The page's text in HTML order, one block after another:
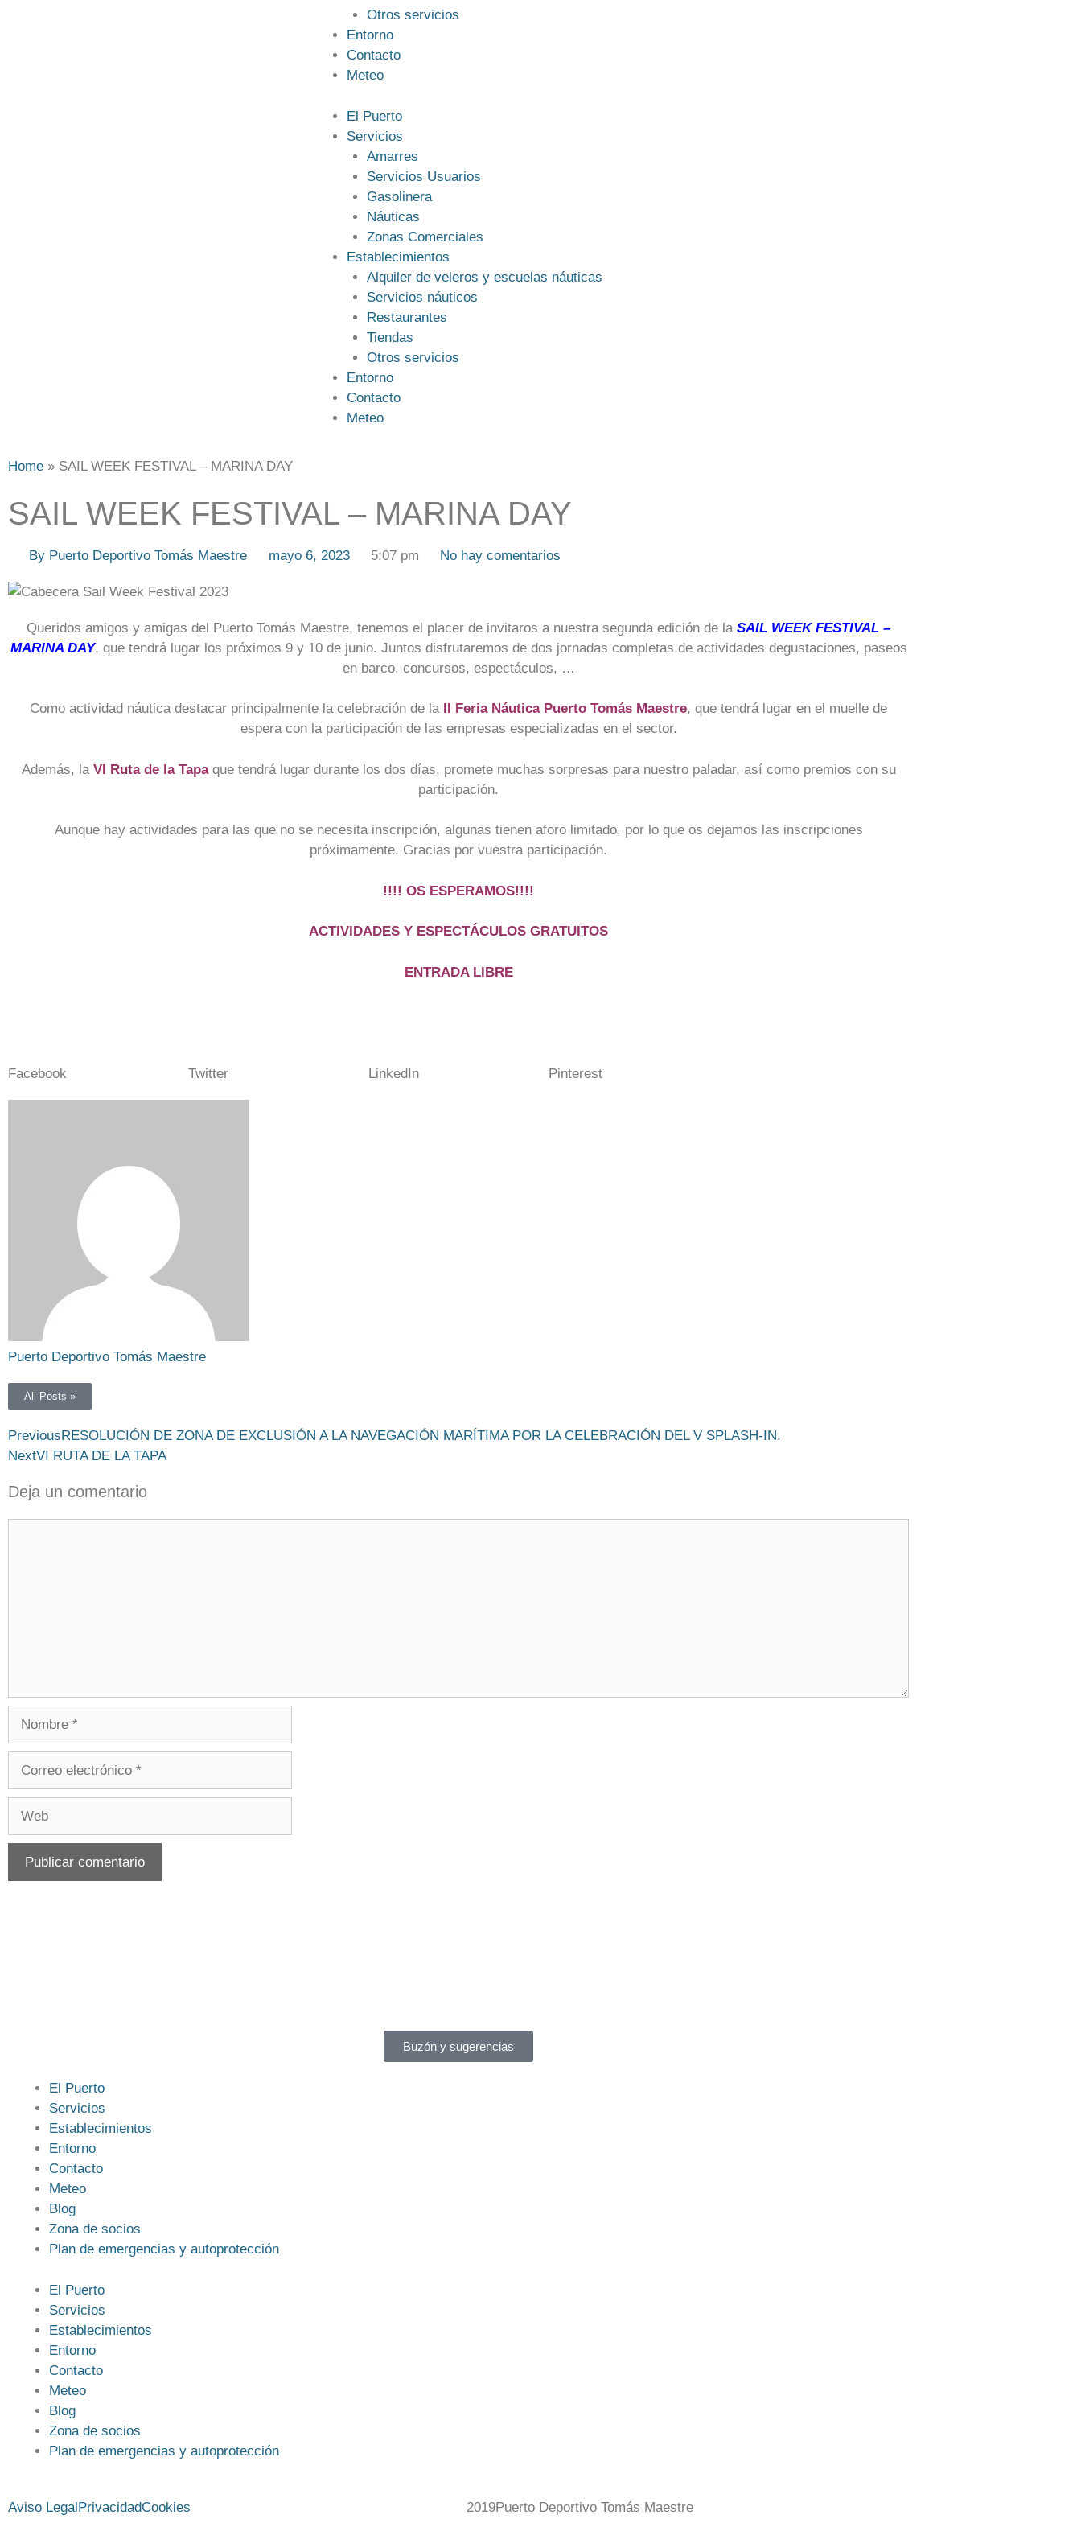
Otros servicios
Entorno
Contacto
Meteo
El Puerto
Servicios
Amarres
Servicios Usuarios
Gasolinera
Náuticas
Zonas Comerciales
Establecimientos
Alquiler de veleros y escuelas náuticas
Servicios náuticos
Restaurantes
Tiendas
Otros servicios
Entorno
Contacto
Meteo
Home » SAIL WEEK FESTIVAL – MARINA DAY
SAIL WEEK FESTIVAL – MARINA DAY
By Puerto Deportivo Tomás Maestre mayo 6, 2023 5:07 pm No hay comentarios
Queridos amigos y amigas del Puerto Tomás Maestre, tenemos el placer de invitaros a nuestra segunda edición de la SAIL WEEK FESTIVAL –
MARINA DAY, que tendrá lugar los próximos 9 y 10 de junio. Juntos disfrutaremos de dos jornadas completas de actividades degustaciones, paseos
en barco, concursos, espectáculos, …
Como actividad náutica destacar principalmente la celebración de laII Feria Náutica Puerto Tomás Maestre, que tendrá lugar en el muelle de
espera con la participación de las empresas especializadas en el sector.
Además, laVI Ruta de la Tapaque tendrá lugar durante los dos días, promete muchas sorpresas para nuestro paladar, así como premios con su
participación.
Aunque hay actividades para las que no se necesita inscripción, algunas tienen aforo limitado, por lo que os dejamos las inscripciones
próximamente. Gracias por vuestra participación.
!!!! OS ESPERAMOS!!!!
ACTIVIDADES Y ESPECTÁCULOS GRATUITOS
ENTRADA LIBRE
Facebook Twitter LinkedIn Pinterest
Puerto Deportivo Tomás Maestre
All Posts »
PreviousRESOLUCIÓN DE ZONA DE EXCLUSIÓN A LA NAVEGACIÓN MARÍTIMA POR LA CELEBRACIÓN DEL V SPLASH-IN.
NextVI RUTA DE LA TAPA
Deja un comentario
Buzón y sugerencias
El Puerto
Servicios
Establecimientos
Entorno
Contacto
Meteo
Blog
Zona de socios
Plan de emergencias y autoprotección
El Puerto
Servicios
Establecimientos
Entorno
Contacto
Meteo
Blog
Zona de socios
Plan de emergencias y autoprotección
Aviso LegalPrivacidadCookies 2019Puerto Deportivo Tomás Maestre